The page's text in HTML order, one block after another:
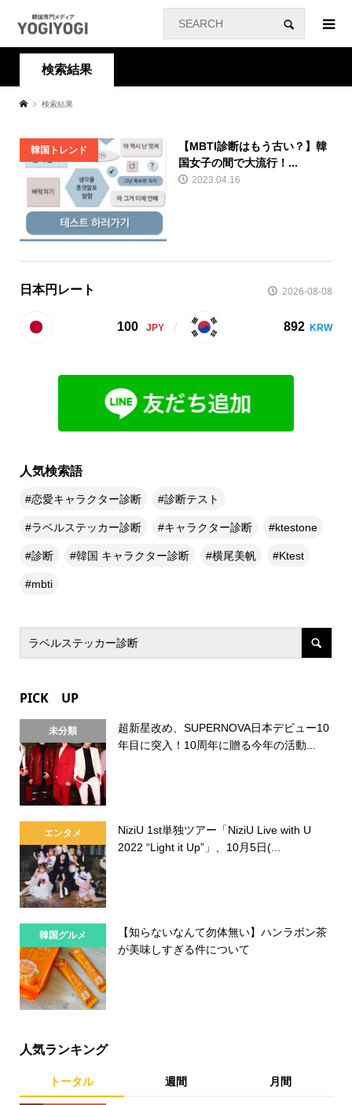
検索結果
検索結果
韓国トレンド
【MBTI診断はもう古い？】韓
国女子の間で大流行！...
2023.04.16
日本円レート 2026-08-08
100 892
人気検索語
恋愛キャラクター診断 診断テスト
ラベルステッカー診断 キャラクター診断 ktestone
診断 韓国 キャラクター診断 横尾美帆 Ktest
mbti
PICK UP
未分類
超新星改め、SUPERNOVA日本デビュー10
年目に突入！10周年に贈る今年の活動...
エンタメ
NiziU 1st単独ツアー「NiziU Live with U
2022 “Light it Up”」、10月5日(...
韓国グルメ
【知らないなんて勿体無い】ハンラボン茶
が美味しすぎる件について
人気ランキング
トータル 週間 月間